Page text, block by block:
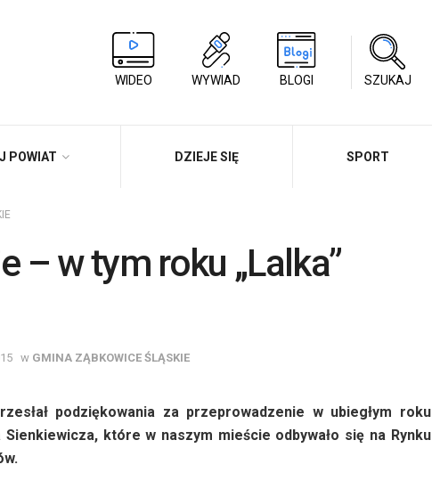
WIDEO WYWIAD BLOGI SZUKAJ
POWIAT DZIEJE SIĘ SPORT
– w tym roku „Lalka”
w GMINA ZĄBKOWICE ŚLĄSKIE
podziękowania za przeprowadzenie w ubiegłym roku
które w naszym mieście odbywało się na Rynku